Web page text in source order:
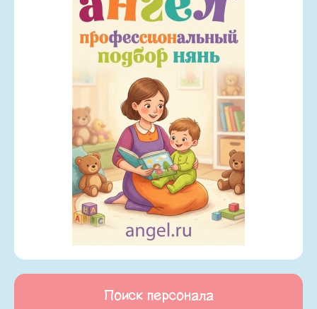
Поиск персонала